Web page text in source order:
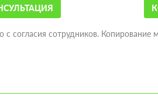
с согласия сотрудников. Копирование